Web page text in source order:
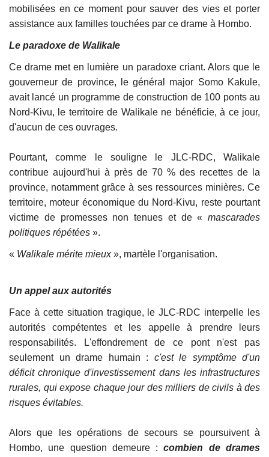
mobilisées en ce moment pour sauver des vies et porter
assistance aux familles touchées par ce drame à Hombo.
Le paradoxe de Walikale
Ce drame met en lumière un paradoxe criant. Alors que le
gouverneur de province, le général major Somo Kakule,
avait lancé un programme de construction de 100 ponts au
Nord-Kivu, le territoire de Walikale ne bénéficie, à ce jour,
d'aucun de ces ouvrages.
Pourtant, comme le souligne le JLC-RDC, Walikale
contribue aujourd'hui à près de 70 % des recettes de la
province, notamment grâce à ses ressources minières. Ce
territoire, moteur économique du Nord-Kivu, reste pourtant
victime de promesses non tenues et de « mascarades
politiques répétées ».
« Walikale mérite mieux», martèle l'organisation.
Un appel aux autorités
Face à cette situation tragique, le JLC-RDC interpelle les
autorités compétentes et les appelle à prendre leurs
responsabilités. L'effondrement de ce pont n'est pas
seulement un drame humain : c'est le symptôme d'un
déficit chronique d'investissement dans les infrastructures
rurales, qui expose chaque jour des milliers de civils à des
risques évitables.
Alors que les opérations de secours se poursuivent à
Hombo, une question demeure :combien de drames